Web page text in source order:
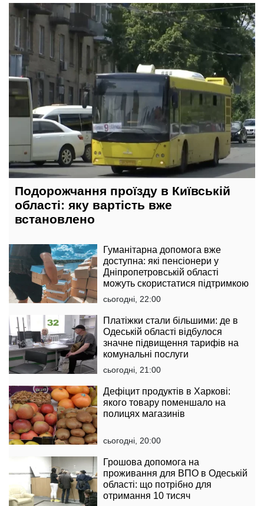
сьогодні, 23:00
Подорожчання проїзду в Київській
області: яку вартість вже
встановлено
Гуманітарна допомога вже
доступна: які пенсіонери у
Дніпропетровській області
можуть скористатися підтримкою
сьогодні, 22:00
Платіжки стали більшими: де в
Одеській області відбулося
значне підвищення тарифів на
комунальні послуги
сьогодні, 21:00
Дефіцит продуктів в Харкові:
якого товару поменшало на
полицях магазинів
сьогодні, 20:00
Грошова допомога на
проживання для ВПО в Одеській
області: що потрібно для
отримання 10 тисяч